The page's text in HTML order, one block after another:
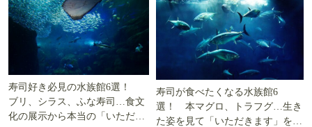
寿司好き必見の水族館6選！
ブリ、シラス、ふな寿司…食文
化の展示から本当の「いただき
寿司が食べたくなる水族館6
選！ 本マグロ、トラフグ…生き
た姿を見て「いただきます」を考